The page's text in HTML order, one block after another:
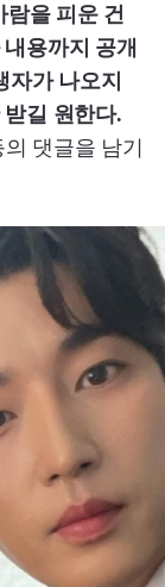
을 피운 건
용까지 공개
자가 나오지
길 원한다.
의 댓글을 남기